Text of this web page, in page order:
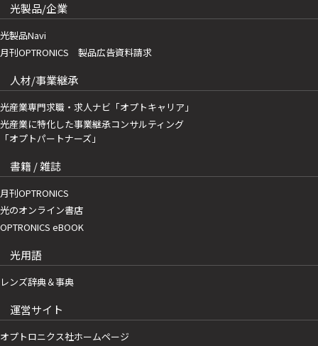
光製品/企業
光製品Navi
月刊OPTRONICS 製品広告資料請求
人材/事業継承
光産業専門求職・求人ナビ「オプトキャリア」
光産業に特化した事業継承コンサルティング
「オプトパートナーズ」
書籍 / 雑誌
月刊OPTRONICS
光のオンライン書店
OPTRONICS eBOOK
光用語
レンズ辞典＆事典
運営サイト
オプトロニクス社ホームページ